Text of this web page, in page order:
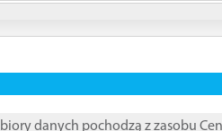
danych pochodzą z zasobu